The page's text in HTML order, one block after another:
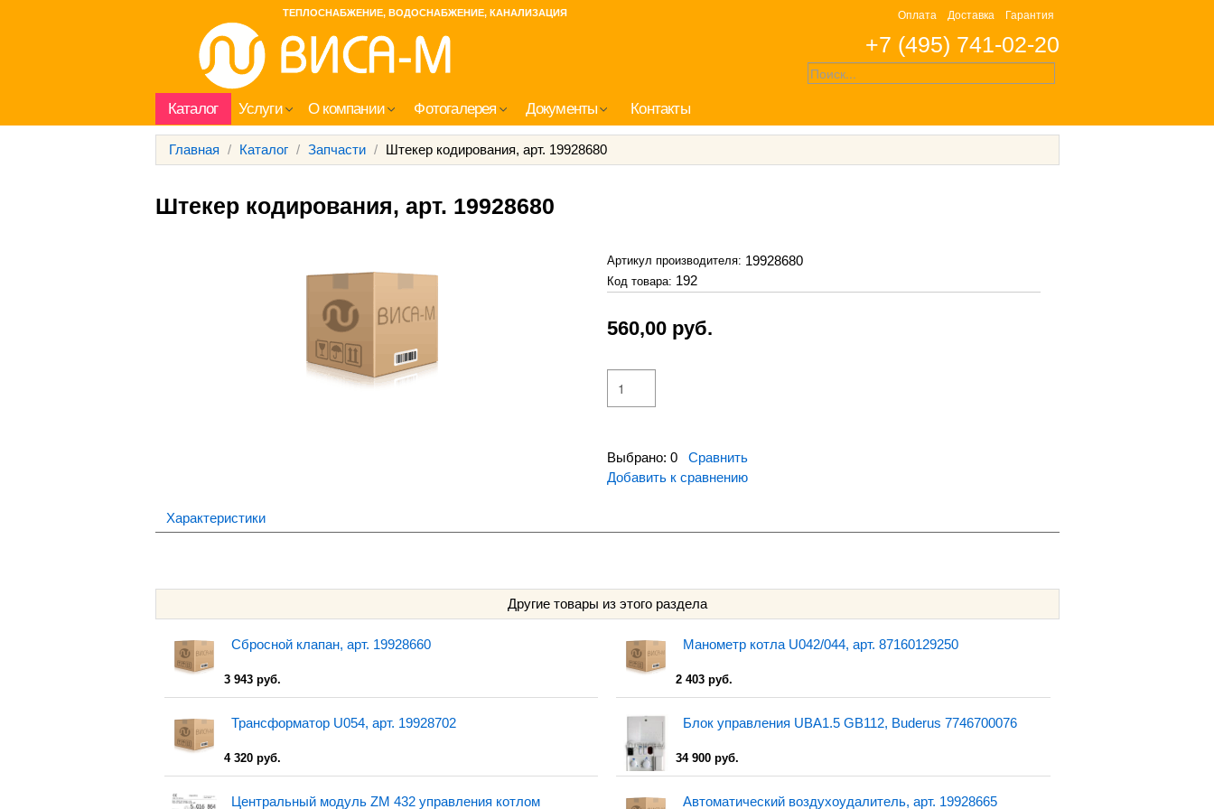
ТЕПЛОСНАБЖЕНИЕ, ВОДОСНАБЖЕНИЕ, КАНАЛИЗАЦИЯ Оплата Доставка Гарантия
+7 (495) 741-02-20
Каталог Услуги О компании Фотогалерея Документы Контакты
Главная / Каталог / Запчасти / Штекер кодирования, арт. 19928680
Штекер кодирования, арт. 19928680
Артикул производителя: 19928680
Код товара: 192
560,00руб.
Выбрано: 0
Сравнить
Добавить к сравнению
Характеристики
Другие товары из этого раздела
Манометр котла U042/044, арт. 87160129250
2 403 руб.
Сбросной клапан, арт. 19928660
3 943 руб.
Блок управления UBA1.5 GB112, Buderus 7746700076
34 900 руб.
Трансформатор U054, арт. 19928702
4 320 руб.
Автоматический воздухоудалитель, арт. 19928665
Центральный модуль ZM 432 управления котлом